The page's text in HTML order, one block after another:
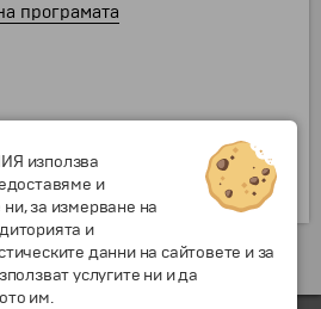
програмата
използва
и
за измерване на
и
данни на сайтовете и за
услугите ни и да
им.